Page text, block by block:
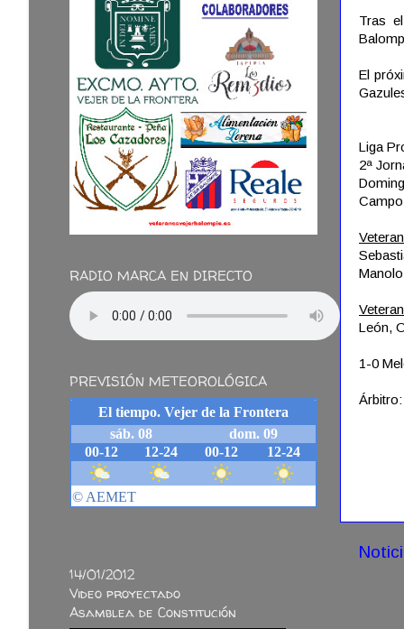
Tras
El
Liga
2ª
León,
1-0
RADIO MARCA EN DIRECTO
PREVISIÓN METEOROLÓGICA
14/01/2012
Video proyectado
Asamblea de Constitución